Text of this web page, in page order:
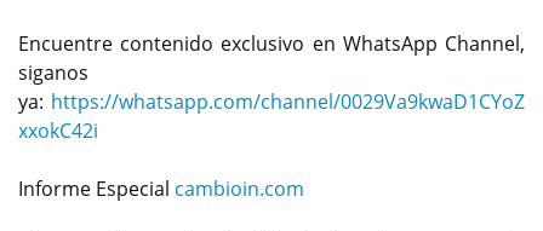
Encuentre contenido exclusivo en WhatsApp Channel,
siganos
ya: https://whatsapp.com/channel/0029Va9kwaD1CYoZ
xxokC42i
Informe Especial cambioin.com